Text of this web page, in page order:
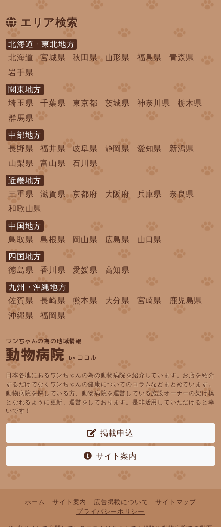
エリア検索
北海道・東北地方
北海道
宮城県 秋田県 山形県 福島県
青森県
岩手県
関東地方
埼玉県
千葉県 東京都 茨城県 神奈川県
栃木県
群馬県
中部地方
長野県
福井県 岐阜県 静岡県 愛知県
新潟県
山梨県
富山県 石川県
近畿地方
三重県
滋賀県 京都府 大阪府 兵庫県
奈良県
和歌山県
中国地方
鳥取県
島根県 岡山県 広島県 山口県
四国地方
徳島県
香川県 愛媛県 高知県
九州・沖縄地方
佐賀県
長崎県 熊本県 大分県 宮崎県
鹿児島県
沖縄県
福岡県
ワンちゃんの為の地域情報
動物病院 by ココル
日本各地にあるワンちゃんの為の動物病院を紹介しています。お店を紹介
するだけでなくワンちゃんの健康についてのコラムなどまとめています。
動物病院を探している方、動物病院を運営している施設オーナーの架け橋
となれるように更新、運営をしております。是非活用していただけると幸
いです！
掲載申込
サイト案内
ホーム サイト案内 広告掲載について
サイトマップ
プライバシーポリシー